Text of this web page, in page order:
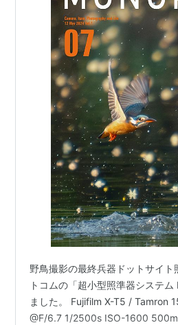
野鳥撮影の最終兵器ドットサイト
トコムの「超小型照準器システ
ました。 Fujifilm X-T5 / Tamron
@F/6.7 1/2500s ISO-1600